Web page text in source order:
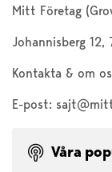
Mitt Företag
Kontakta & om
E-post:
Våra